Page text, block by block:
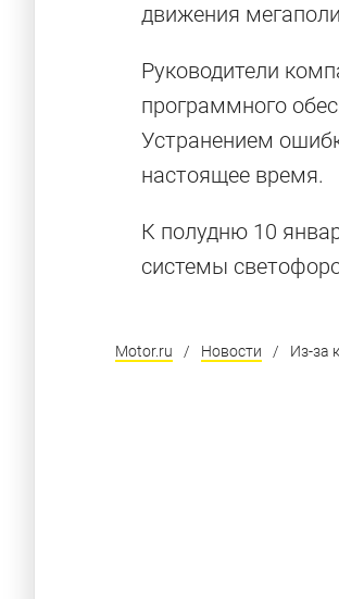
движения
Руководители
программного
Устранением
настоящее время.
К полудню 10
системы
Motor.ru / Новости / Из-за